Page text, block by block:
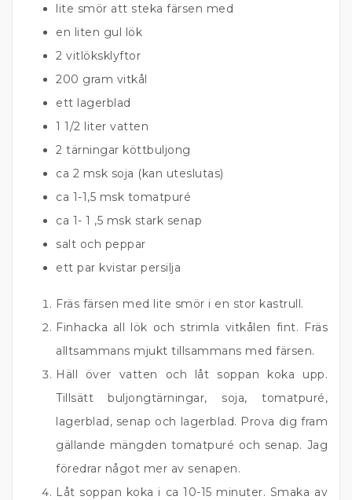
lite smör att steka färsen med
en liten gul lök
2 vitlöksklyftor
200 gram vitkål
ett lagerblad
1 1/2 liter vatten
2 tärningar köttbuljong
ca 2 msk soja (kan uteslutas)
ca 1-1,5 msk tomatpuré
ca 1- 1 ,5 msk stark senap
salt och peppar
ett par kvistar persilja
Fräs färsen med lite smör i en stor kastrull.
Finhacka all lök och strimla vitkålen fint. Fräs
alltsammans mjukt tillsammans med färsen.
Häll över vatten och låt soppan koka upp.
Tillsätt buljongtärningar, soja, tomatpuré,
lagerblad, senap och lagerblad. Prova dig fram
gällande mängden tomatpuré och senap. Jag
föredrar något mer av senapen.
Låt soppan koka i ca 10-15 minuter. Smaka av